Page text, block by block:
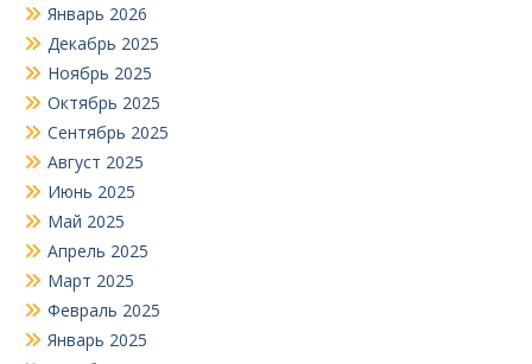
Январь 2026
Декабрь 2025
Ноябрь 2025
Октябрь 2025
Сентябрь 2025
Август 2025
Июнь 2025
Май 2025
Апрель 2025
Март 2025
Февраль 2025
Январь 2025